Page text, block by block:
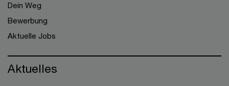
Dein Weg
Bewerbung
Aktuelle Jobs
Aktuelles